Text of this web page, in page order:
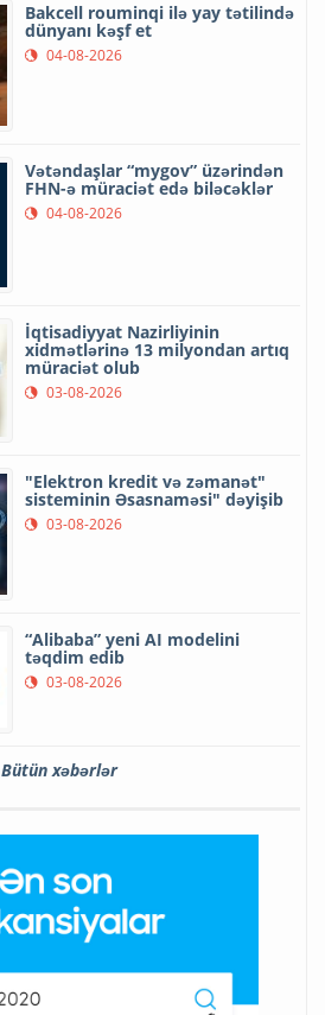
Bakcell rouminqi ilə yay tətilində
dünyanı kəşf et
04-08-2026
Vətəndaşlar “mygov” üzərindən
FHN-ə müraciət edə biləcəklər
04-08-2026
İqtisadiyyat Nazirliyinin
xidmətlərinə 13 milyondan artıq
müraciət olub
03-08-2026
"Elektron kredit və zəmanət"
sisteminin Əsasnaməsi" dəyişib
03-08-2026
“Alibaba” yeni AI modelini
təqdim edib
03-08-2026
Bütün xəbərlər